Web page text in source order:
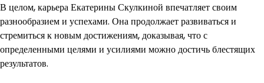
В целом, карьера Екатерины Скулкиной впечатляет своим
разнообразием и успехами. Она продолжает развиваться и
стремиться к новым достижениям, доказывая, что с
определенными целями и усилиями можно достичь блестящих
результатов.